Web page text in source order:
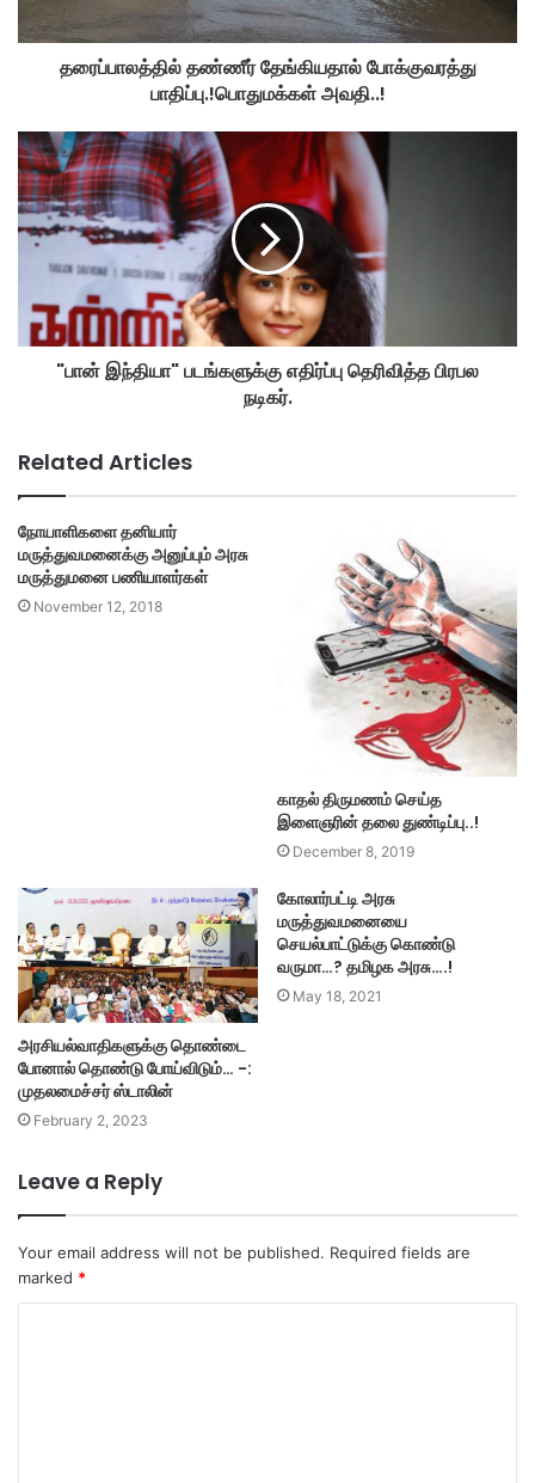
தரைப்பாலத்தில் தண்ணீர் தேங்கியதால் போக்குவரத்து
பாதிப்பு.!பொதுமக்கள் அவதி..!
"பான் இந்தியா" படங்களுக்கு எதிர்ப்பு தெரிவித்த பிரபல
நடிகர்.
Related Articles
நோயாளிகளை தனியார்
மருத்துவமனைக்கு அனுப்பும் அரசு
மருத்துமனை பணியாளர்கள்
November 12, 2018
காதல் திருமணம் செய்த
இளைஞரின் தலை துண்டிப்பு..!
December 8, 2019
அரசியல்வாதிகளுக்கு தொண்டை
போனால் தொண்டு போய்விடும்… -:
முதலமைச்சர் ஸ்டாலின்
February 2, 2023
கோலார்பட்டி அரசு
மருத்துவமனையை
செயல்பாட்டுக்கு கொண்டு
வருமா…? தமிழக அரசு….!
May 18, 2021
Leave a Reply
Your email address will not be published. Required fields are
marked *